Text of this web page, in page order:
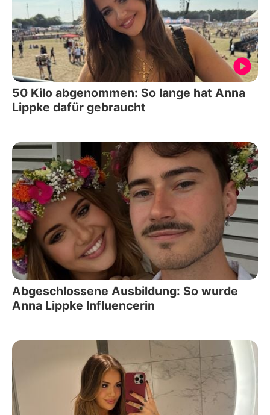
50 Kilo abgenommen: So lange hat Anna
Lippke dafür gebraucht
Abgeschlossene Ausbildung: So wurde
Anna Lippke Influencerin